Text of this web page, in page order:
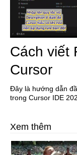
Cách viết
Cursor
Đây là hướng dẫn
trong Cursor IDE
Xem thêm